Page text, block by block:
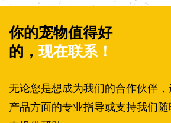
你的宠物值得好
的， 现在联系！
无论您是想成为我们的合作伙伴
产品方面的专业指导或支持我们